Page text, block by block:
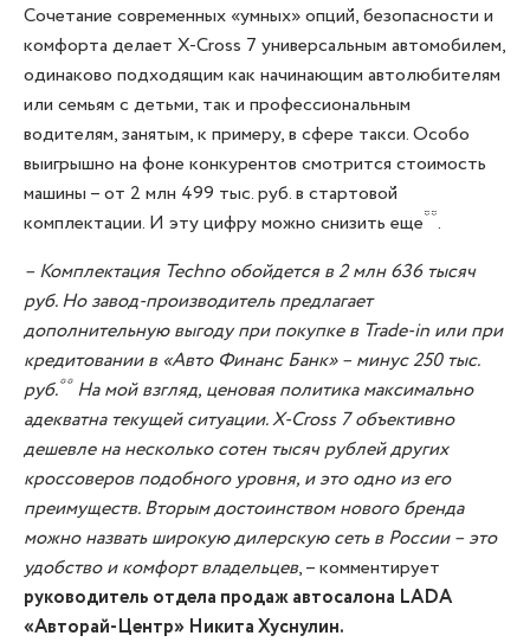
Сочетание современных «умных» опций, безопасности и
комфорта делает X-Cross 7 универсальным автомобилем,
одинаково подходящим как начинающим автолюбителям
или семьям с детьми, так и профессиональным
водителям, занятым, к примеру, в сфере такси. Особо
выигрышно на фоне конкурентов смотрится стоимость
машины – от 2 млн 499 тыс. руб. в стартовой
комплектации. И эту цифру можно снизить еще**.
– Комплектация Techno обойдется в 2 млн 636 тысяч
руб. Но завод-производитель предлагает
дополнительную выгоду при покупке в Trade-in или при
кредитовании в «Авто Финанс Банк» – минус 250 тыс.
руб.**На мой взгляд, ценовая политика максимально
адекватна текущей ситуации. X-Cross 7 объективно
дешевле на несколько сотен тысяч рублей других
кроссоверов подобного уровня, и это одно из его
преимуществ. Вторым достоинством нового бренда
можно назвать широкую дилерскую сеть в России – это
удобство и комфорт владельцев, – комментирует
руководитель отдела продаж автосалона LADA
«Авторай-Центр» Никита Хуснулин.